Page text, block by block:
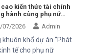
thụ động.
cao kiến thức tài chính
hành cùng phụ nữ
sinh kế bền vững
07/2026 Admin
khuôn khổ dự án “Phát
tế cho phụ nữ